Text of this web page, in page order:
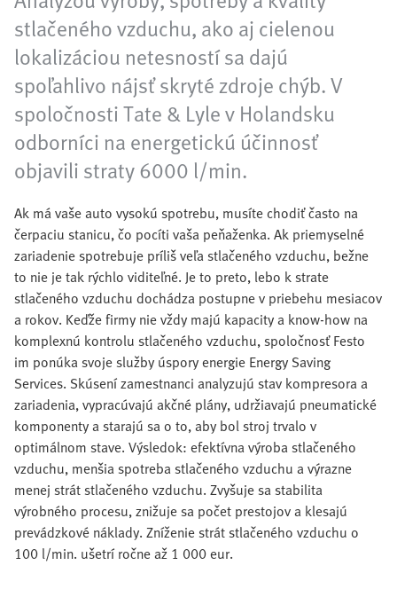
stlačeného vzduchu, ako aj cielenou
lokalizáciou netesností sa dajú
spoľahlivo nájsť skryté zdroje chýb. V
spoločnosti Tate & Lyle v Holandsku
odborníci na energetickú účinnosť
objavili straty 6000 l/min.
Ak má vaše auto vysokú spotrebu, musíte chodiť často na
čerpaciu stanicu, čo pocíti vaša peňaženka. Ak priemyselné
zariadenie spotrebuje príliš veľa stlačeného vzduchu, bežne
to nie je tak rýchlo viditeľné. Je to preto, lebo k strate
stlačeného vzduchu dochádza postupne v priebehu mesiacov
a rokov. Keďže firmy nie vždy majú kapacity a know-how na
komplexnú kontrolu stlačeného vzduchu, spoločnosť Festo
im ponúka svoje služby úspory energie Energy Saving
Services. Skúsení zamestnanci analyzujú stav kompresora a
zariadenia, vypracúvajú akčné plány, udržiavajú pneumatické
komponenty a starajú sa o to, aby bol stroj trvalo v
optimálnom stave. Výsledok: efektívna výroba stlačeného
vzduchu, menšia spotreba stlačeného vzduchu a výrazne
menej strát stlačeného vzduchu. Zvyšuje sa stabilita
výrobného procesu, znižuje sa počet prestojov a klesajú
prevádzkové náklady. Zníženie strát stlačeného vzduchu o
100 l/min. ušetrí ročne až 1 000 eur.